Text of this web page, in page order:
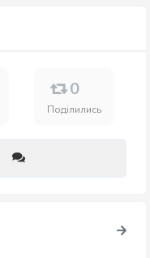
0
Поділились